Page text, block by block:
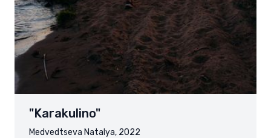
"Karakulino"
Medvedtseva Natalya, 2022